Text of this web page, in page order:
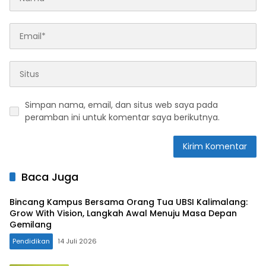
Simpan nama, email, dan situs web saya pada
peramban ini untuk komentar saya berikutnya.
Baca Juga
Bincang Kampus Bersama Orang Tua UBSI Kalimalang:
Grow With Vision, Langkah Awal Menuju Masa Depan
Gemilang
Pendidikan 14 Juli 2026